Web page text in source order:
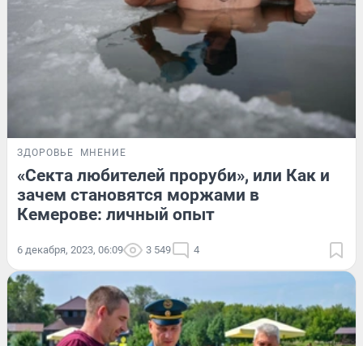
ЗДОРОВЬЕ МНЕНИЕ
«Секта любителей проруби», или Как и
зачем становятся моржами в
Кемерове: личный опыт
6 декабря, 2023, 06:09 3 549 4